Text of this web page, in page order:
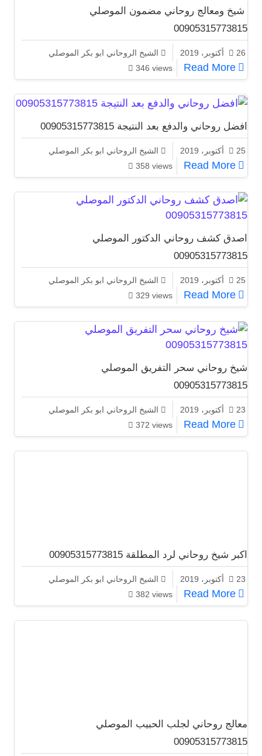
شيخ ومعالج روحاني مضمون الموصلي
00905315773815
26 أكتوبر، 2019
الشيخ الروحاني ابو بكر الموصلي
346 views
Read More
شيخ ومعالج روحاني مضمون الموصلي 00905315773815
افضل روحاني والدفع بعد النتيجة 00905315773815
25 أكتوبر، 2019
الشيخ الروحاني ابو بكر الموصلي
358 views
Read More
افضل روحاني والدفع بعد النتيجة 00905315773815
اصدق كشف روحاني الدكتور الموصلي
00905315773815
25 أكتوبر، 2019
الشيخ الروحاني ابو بكر الموصلي
329 views
Read More
اصدق كشف روحاني الدكتور الموصلي 00905315773815
شيخ روحاني سحر التفريق الموصلي
00905315773815
23 أكتوبر، 2019
الشيخ الروحاني ابو بكر الموصلي
372 views
Read More
شيخ روحاني سحر التفريق الموصلي 00905315773815
اكبر شيخ روحاني لرد المطلقة 00905315773815
23 أكتوبر، 2019
الشيخ الروحاني ابو بكر الموصلي
382 views
Read More
اكبر شيخ روحاني لرد المطلقة 00905315773815
معالج روحاني لجلب الحبيب الموصلي
00905315773815